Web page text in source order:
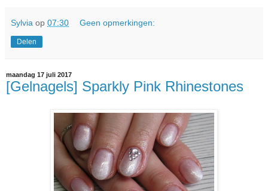
Sylvia op 07:30 Geen opmerkingen:
Delen
maandag 17 juli 2017
[Gelnagels] Sparkly Pink Rhinestones